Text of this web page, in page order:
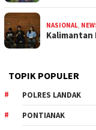
NASIONAL,
Kalimantan
TOPIK POPULER
POLRES LANDAK
PONTIANAK